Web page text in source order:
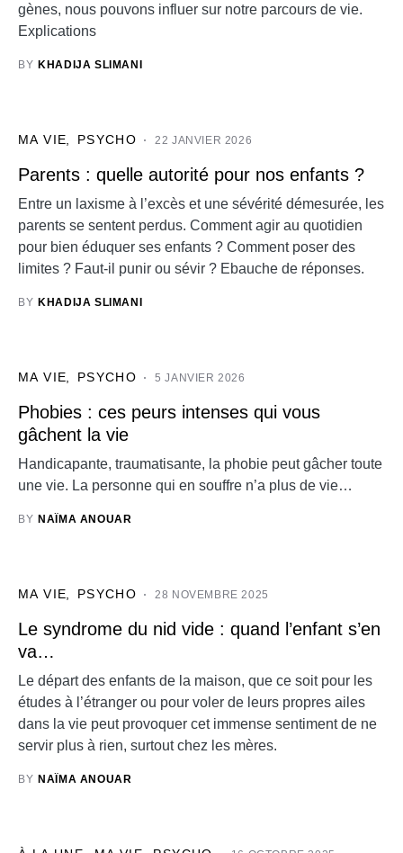
gènes, nous pouvons influer sur notre parcours de vie.
Explications
BY KHADIJA SLIMANI
MA VIE PSYCHO 22 JANVIER 2026
Parents : quelle autorité pour nos enfants ?
Entre un laxisme à l’excès et une sévérité démesurée, les
parents se sentent perdus. Comment agir au quotidien
pour bien éduquer ses enfants ? Comment poser des
limites ? Faut-il punir ou sévir ? Ebauche de réponses.
BY KHADIJA SLIMANI
MA VIE PSYCHO 5 JANVIER 2026
Phobies : ces peurs intenses qui vous
gâchent la vie
Handicapante, traumatisante, la phobie peut gâcher toute
une vie. La personne qui en souffre n’a plus de vie…
BY NAÏMA ANOUAR
MA VIE PSYCHO 28 NOVEMBRE 2025
Le syndrome du nid vide : quand l’enfant s’en
va…
Le départ des enfants de la maison, que ce soit pour les
études à l’étranger ou pour voler de leurs propres ailes
dans la vie peut provoquer cet immense sentiment de ne
servir plus à rien, surtout chez les mères.
BY NAÏMA ANOUAR